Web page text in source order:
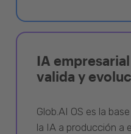
IA
valida y
Glob.AI OS es la
la IA a producción a